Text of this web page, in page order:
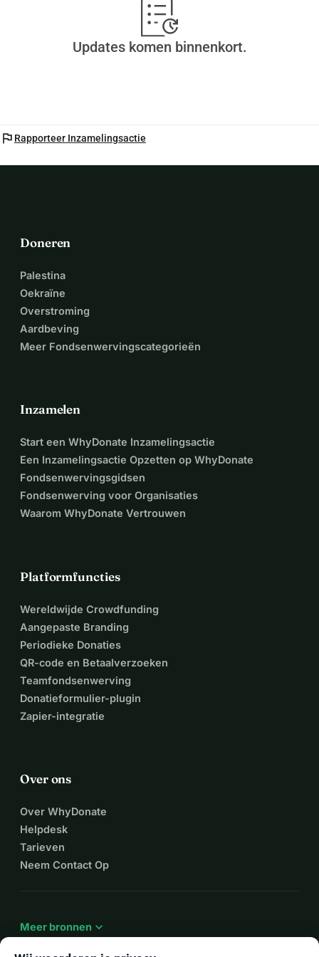
Updates komen binnenkort.
flag Rapporteer Inzamelingsactie
Doneren
Palestina
Oekraïne
Overstroming
Aardbeving
Meer Fondsenwervingscategorieën
Inzamelen
Start een WhyDonate Inzamelingsactie
Een Inzamelingsactie Opzetten op WhyDonate
Fondsenwervingsgidsen
Fondsenwerving voor Organisaties
Waarom WhyDonate Vertrouwen
Platformfuncties
Wereldwijde Crowdfunding
Aangepaste Branding
Periodieke Donaties
QR-code en Betaalverzoeken
Teamfondsenwerving
Donatieformulier-plugin
Zapier-integratie
Over ons
Over WhyDonate
Helpdesk
Tarieven
Neem Contact Op
Meer bronnen expand_more